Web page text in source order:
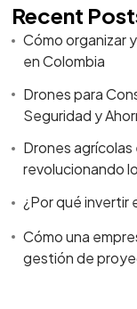
Recent
Cómo organizar
en Colombia
Drones para
Seguridad y
Drones
revolucionando
¿Por qué invertir
Cómo una
gestión de